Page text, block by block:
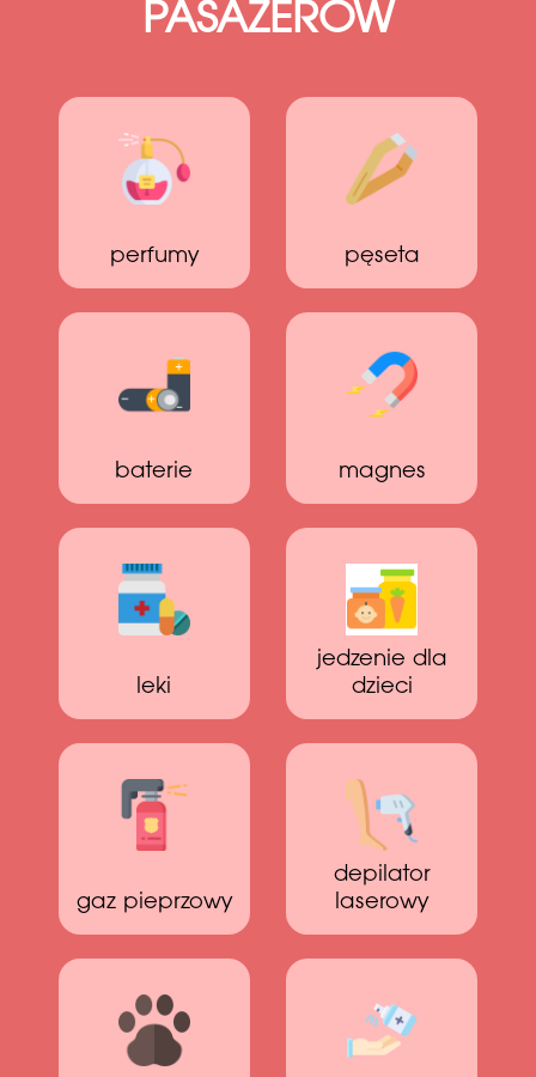
PASAŻERÓW
perfumy pęseta
baterie magnes
leki
jedzenie dla
dzieci
gaz pieprzowy
depilator
laserowy